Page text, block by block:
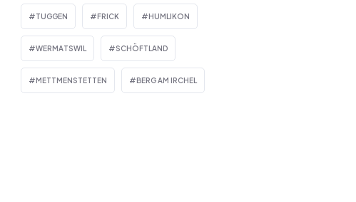
TUGGEN FRICK HUMLIKON
WERMATSWIL SCHÖFTLAND
METTMENSTETTEN BERG AM IRCHEL